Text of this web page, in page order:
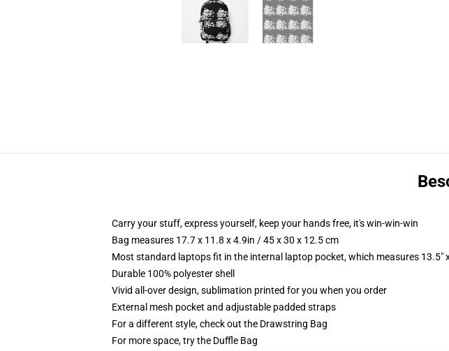
Carry your stuff, express yourself, keep your hands free, it's win-win-win
Bag measures 17.7 x 11.8 x 4.9in / 45 x 30 x 12.5 cm
Most standard laptops fit in the internal laptop pocket, which measures 13.5"
Durable 100% polyester shell
Vivid all-over design, sublimation printed for you when you order
External mesh pocket and adjustable padded straps
For a different style, check out the Drawstring Bag
For more space, try the Duffle Bag